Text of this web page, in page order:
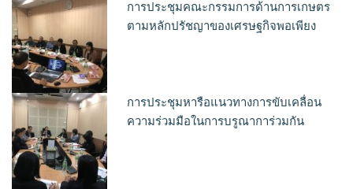
การประชุมคณะกรรมการด้านการเกษตร
ตามหลักปรัชญาของเศรษฐกิจพอเพียง
การประชุมหารือแนวทางการขับเคลื่อน
ความร่วมมือในการบรูณาการ่วมกัน